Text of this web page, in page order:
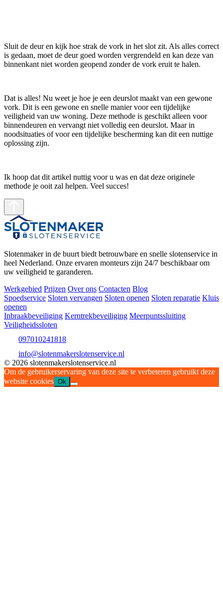
Sluit de deur en kijk hoe strak de vork in het slot zit. Als alles correct
is gedaan, moet de deur goed worden vergrendeld en kan deze van
binnenkant niet worden geopend zonder de vork eruit te halen.
Dat is alles! Nu weet je hoe je een deurslot maakt van een gewone
vork. Dit is een gewone en snelle manier voor een tijdelijke
veiligheid van uw woning. Deze methode is geschikt alleen voor
binnendeuren en vervangt niet volledig een deurslot. Maar in
noodsituaties of voor een tijdelijke bescherming kan dit een nuttige
oplossing zijn.
Ik hoop dat dit artikel nuttig voor u was en dat deze originele
methode je ooit zal helpen. Veel succes!
Slotenmaker in de buurt biedt betrouwbare en snelle slotenservice in
heel Nederland. Onze ervaren monteurs zijn 24/7 beschikbaar om
uw veiligheid te garanderen.
Werkgebied Prijzen Over ons Contacten Blog
Spoedservice Sloten vervangen Sloten openen Sloten reparatie Kluis
openen
Inbraakbeveiliging Kerntrekbeveiliging Meerpuntssluiting
Veiligheidssloten
097010241818
info@slotenmakerslotenservice.nl
© 2026 slotenmakerslotenservice.nl
Om de gebruikerservaring van deze site te verbeteren gebruikt deze
website cookies Ok